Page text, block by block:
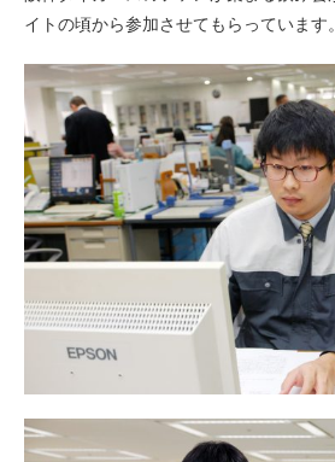
イトの頃から参加させてもらっています。